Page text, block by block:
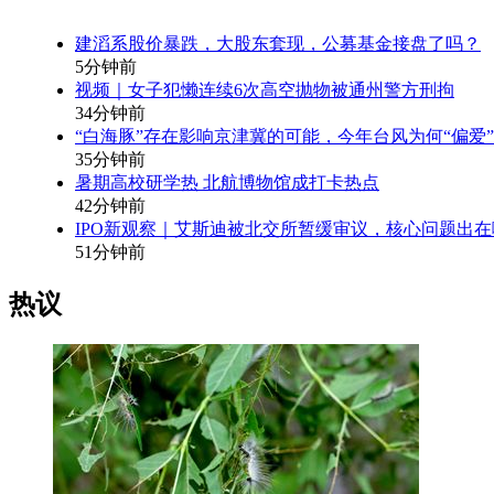
建滔系股价暴跌，大股东套现，公募基金接盘了吗？
5分钟前
视频｜女子犯懒连续6次高空抛物被通州警方刑拘
34分钟前
“白海豚”存在影响京津冀的可能，今年台风为何“偏爱
35分钟前
暑期高校研学热 北航博物馆成打卡热点
42分钟前
IPO新观察｜艾斯迪被北交所暂缓审议，核心问题出在
51分钟前
热议